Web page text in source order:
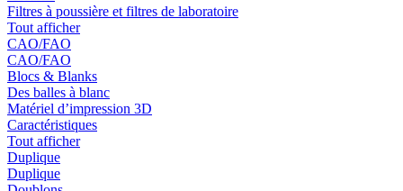
Filtres à poussière et filtres de laboratoire
Tout afficher
CAO/FAO
CAO/FAO
Blocs & Blanks
Des balles à blanc
Matériel d’impression 3D
Caractéristiques
Tout afficher
Duplique
Duplique